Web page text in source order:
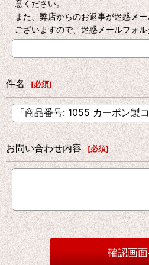
意ください。
また、弊店からのお返事が迷惑メ
ございますので、迷惑メールフォ
件名 [必須]
お問い合わせ内容 [必須]
確認画